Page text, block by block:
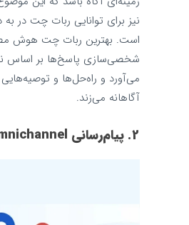
نیز برای توانایی ربات چت
است. بهترین ربات چت هوش
شخصی‌سازی پاسخ‌ها بر اساس
می‌آورد و راه‌حل‌ها و
آگاهانه می‌زند.
2. پیام‌رسانی Omnichannel